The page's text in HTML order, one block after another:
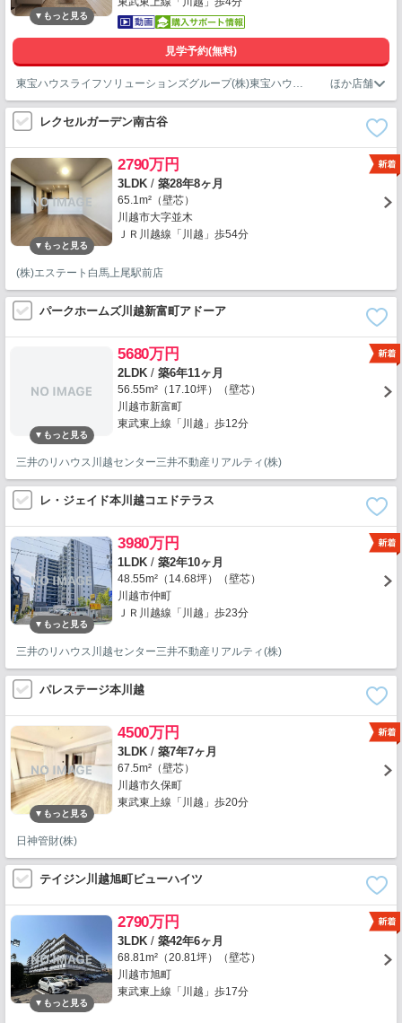
見学予約(無料)
東宝ハウスライフソリューションズグループ(株)東宝ハウス川口営業1課
レクセルガーデン南古谷
2790万円
3LDK / 築28年8ヶ月
65.1m²（壁芯）
川越市大字並木
ＪＲ川越線「川越」歩54分
(株)エステート白馬上尾駅前店
パークホームズ川越新富町アドーア
5680万円
2LDK / 築6年11ヶ月
56.55m²（17.10坪）（壁芯）
川越市新富町
東武東上線「川越」歩12分
三井のリハウス川越センター三井不動産リアルティ(株)
レ・ジェイド本川越コエドテラス
3980万円
1LDK / 築2年10ヶ月
48.55m²（14.68坪）（壁芯）
川越市仲町
ＪＲ川越線「川越」歩23分
三井のリハウス川越センター三井不動産リアルティ(株)
パレステージ本川越
4500万円
3LDK / 築7年7ヶ月
67.5m²（壁芯）
川越市久保町
東武東上線「川越」歩20分
日神管財(株)
テイジン川越旭町ビューハイツ
2790万円
3LDK / 築42年6ヶ月
68.81m²（20.81坪）（壁芯）
川越市旭町
東武東上線「川越」歩17分